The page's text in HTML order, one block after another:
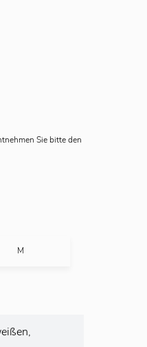
Sie bitte den
M